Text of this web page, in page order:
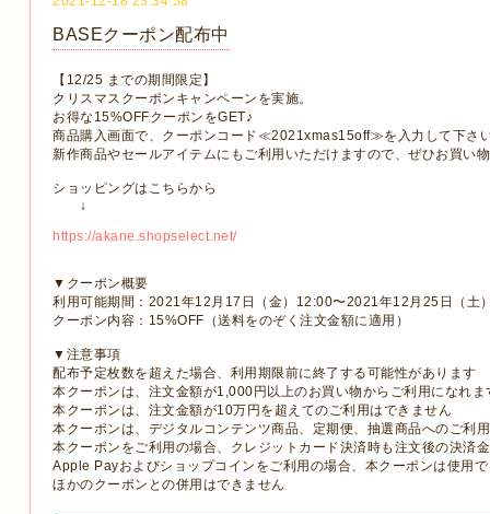
BASEクーポン配布中
【12/25 までの期間限定】
クリスマスクーポンキャンペーンを実施。
お得な15%OFFクーポンをGET♪
商品購入画面で、クーポンコード≪2021xmas15off≫を入力して下さい
新作商品やセールアイテムにもご利用いただけますので、ぜひお買い
ショッピングはこちらから
↓
https://akane.shopselect.net/
▼クーポン概要
利用可能期間：2021年12月17日（金）12:00〜2021年12月25日（土
クーポン内容：15%OFF（送料をのぞく注文金額に適用）
▼注意事項
配布予定枚数を超えた場合、利用期限前に終了する可能性があります
本クーポンは、注文金額が1,000円以上のお買い物からご利用になれま
本クーポンは、注文金額が10万円を超えてのご利用はできません
本クーポンは、デジタルコンテンツ商品、定期便、抽選商品へのご利
本クーポンをご利用の場合、クレジットカード決済時も注文後の決済
Apple Payおよびショップコインをご利用の場合、本クーポンは使用で
ほかのクーポンとの併用はできません